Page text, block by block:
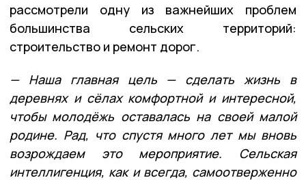
рассмотрели одну из важнейших проблем
большинства сельских территорий:
строительство и ремонт дорог.
— Наша главная цель — сделать жизнь в
деревнях и сёлах комфортной и интересной,
чтобы молодёжь оставалась на своей малой
родине. Рад, что спустя много лет мы вновь
возрождаем это мероприятие. Сельская
интеллигенция, как и всегда, самоотверженно